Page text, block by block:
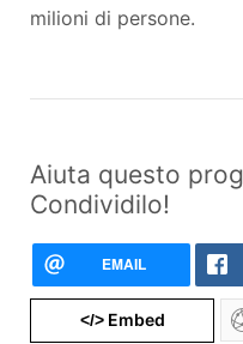
milioni di persone.
Aiuta questo
Condividilo!
EMAIL
</>Embed